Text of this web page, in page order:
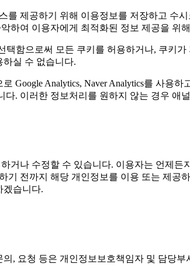
를 제공하기 위해 이용정보를 저장하고 수
하여 이용자에게 최적화된 정보 제공을 위
택함으로써 모든 쿠키를 허용하거나, 쿠키
실 수 없습니다.
Google Analytics, Naver Analytics를 사용
다. 이러한 정보처리를 원하지 않는 경우 애
거나 수정할 수 있습니다. 이용자는 언제
기 전까지 해당 개인정보를 이용 또는 제
겠습니다.
, 요청 등은 개인정보보호책임자 및 담당부